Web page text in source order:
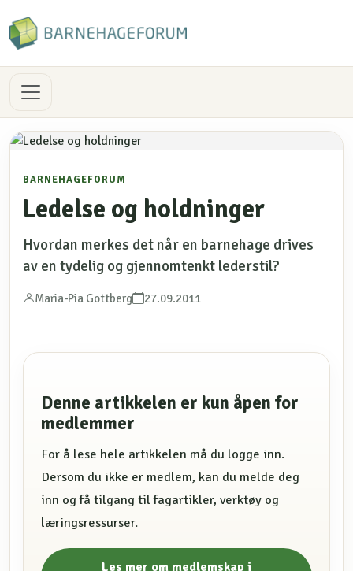
BARNEHAGEFORUM
Ledelse og holdninger
Hvordan merkes det når en barnehage drives
av en tydelig og gjennomtenkt lederstil?
Maria-Pia Gottberg 27.09.2011
Denne artikkelen er kun åpen for
medlemmer
For å lese hele artikkelen må du logge inn.
Dersom du ikke er medlem, kan du melde deg
inn og få tilgang til fagartikler, verktøy og
læringsressurser.
Les mer om medlemskap i